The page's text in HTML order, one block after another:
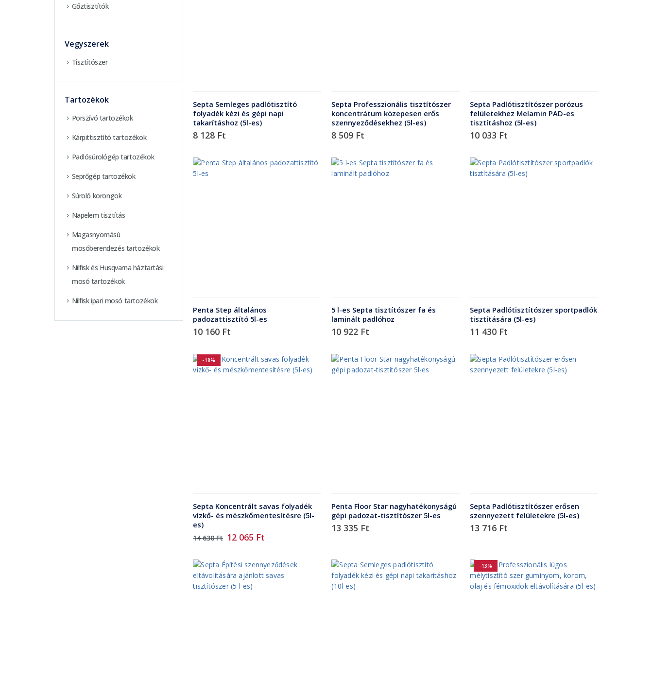
Septa Semleges padlótisztító
folyadék kézi és gépi napi
takarításhoz (5l-es)
8 128 Ft
Septa Professzionális tisztítószer
koncentrátum közepesen erős
szennyeződésekhez (5l-es)
8 509 Ft
Septa Padlótisztítószer porózus
felületekhez Melamin PAD-es
tisztításhoz (5l-es)
10 033 Ft
Penta Step általános
padozattisztító 5l-es
10 160 Ft
5 l-es Septa tisztítószer fa és
laminált padlóhoz
10 922 Ft
Septa Padlótisztítószer sportpadlók
tisztítására (5l-es)
11 430 Ft
-18%
Septa Koncentrált savas folyadék
vízkő- és mészkőmentesítésre (5l-
es)
14 630Ft Original
14
630 Ft.
12 065 Ft
12
065 Ft.
Penta Floor Star nagyhatékonyságú
gépi padozat-tisztítószer 5l-es
13 335 Ft
Septa Padlótisztítószer erősen
szennyezett felületekre (5l-es)
13 716 Ft
-13%
Gőztisztítók
Vegyszerek
Tisztítószer
Tartozékok
Porszívó tartozékok
Kárpittisztító tartozékok
Padlósúrológép tartozékok
Seprőgép tartozékok
Súroló korongok
Napelem tisztítás
Magasnyomású
mosóberendezés tartozékok
Nilfisk és Husqvarna háztartási
mosó tartozékok
Nilfisk ipari mosó tartozékok